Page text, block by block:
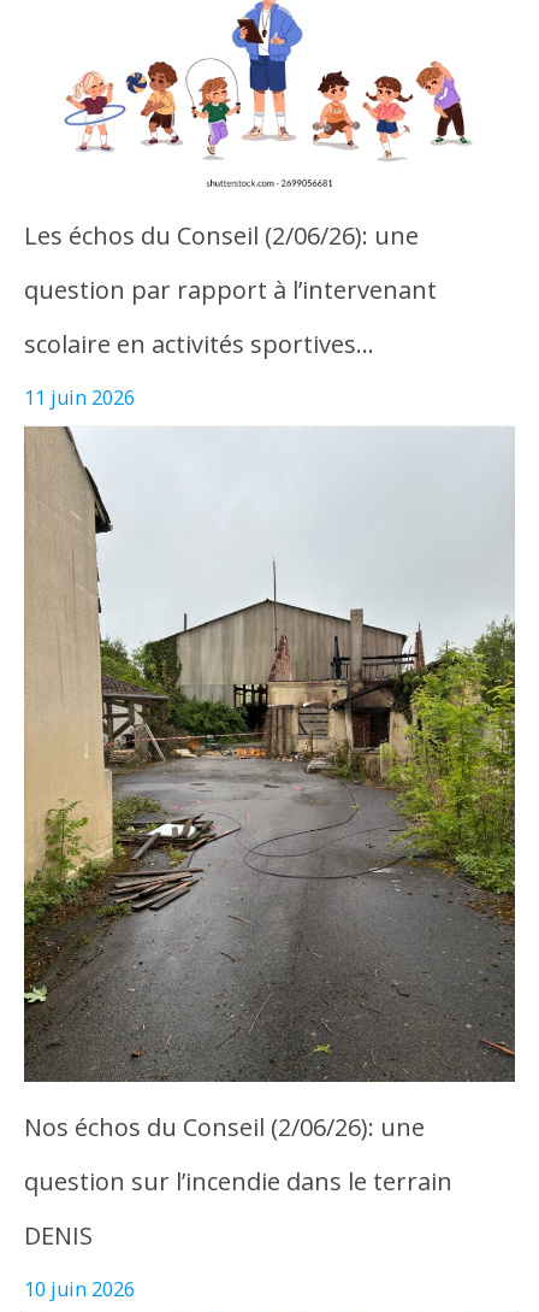
Les échos du Conseil (2/06/26): une
question par rapport à l’intervenant
scolaire en activités sportives…
11 juin 2026
Nos échos du Conseil (2/06/26): une
question sur l’incendie dans le terrain
DENIS
10 juin 2026